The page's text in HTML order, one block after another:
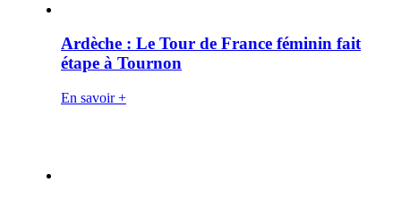
Ardèche : Le Tour de France féminin fait
étape à Tournon
En savoir +